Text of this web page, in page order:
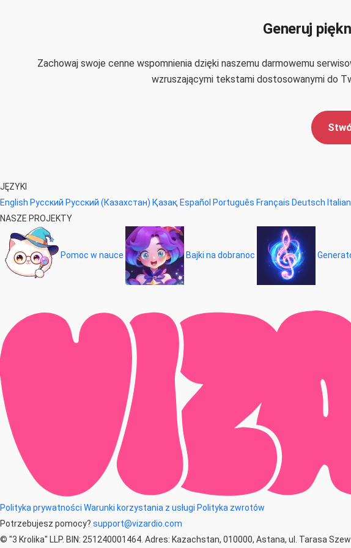
Generuj
Zachowaj swoje cenne wspomnienia dzięki naszemu darmowemu
wzruszającymi tekstami dostosowanymi do
JĘZYKI
English Русский Русский (Казахстан) Қазақ Español Português Français Deutsch
NASZE PROJEKTY
Pomoc w nauce Bajki na dobranoc
Polityka prywatności Warunki korzystania z usługi Polityka zwrotów
Potrzebujesz pomocy? support@vizardio.com
© "3 Krolika" LLP. BIN: 251240001464. Adres: Kazachstan, 010000, Astana, ul. Tarasa